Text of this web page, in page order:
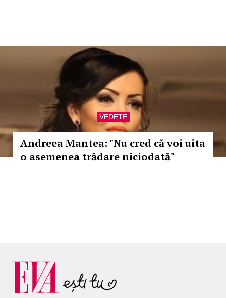
VEDETE
Andreea Mantea: "Nu cred că voi uita
o asemenea trădare niciodată"